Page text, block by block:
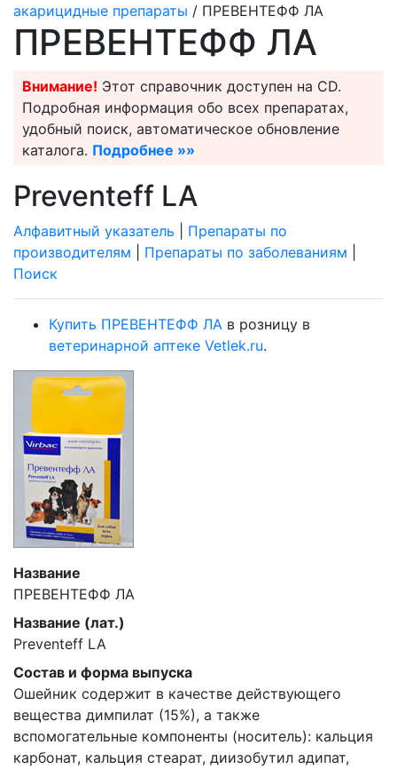
акарицидные препараты / ПРЕВЕНТЕФФ ЛА
ПРЕВЕНТЕФФ ЛА
Внимание! Этот справочник доступен на CD.
Подробная информация обо всех препаратах,
удобный поиск, автоматическое обновление
каталога. Подробнее »»
Preventeff LA
Алфавитный указатель
Препараты по
производителям
Препараты по заболеваниям
Поиск
Купить ПРЕВЕНТЕФФ ЛА в розницу в
ветеринарной аптеке Vetlek.ru.
Название
ПРЕВЕНТЕФФ ЛА
Название (лат.)
Preventeff LA
Состав и форма выпуска
Ошейник содержит в качестве действующего
вещества димпилат (15%), а также
вспомогательные компоненты (носитель): кальция
карбонат, кальция стеарат, диизобутил адипат,